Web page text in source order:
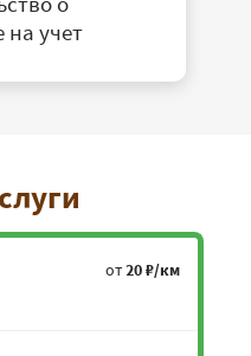
на учет
от20 ₽/км